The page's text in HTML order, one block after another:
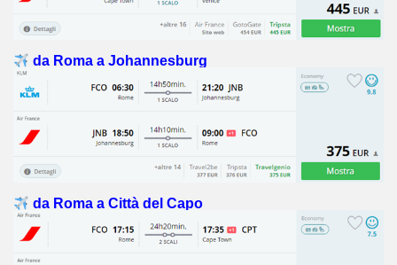
da Roma a Johannesburg
da Roma a Città del Capo